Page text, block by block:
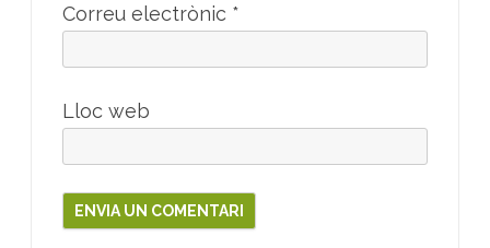
Correu electrònic *
Lloc web